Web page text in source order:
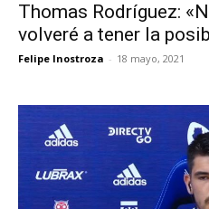
Thomas Rodríguez:
volveré a tener la
Felipe Inostroza - 18 mayo, 2021